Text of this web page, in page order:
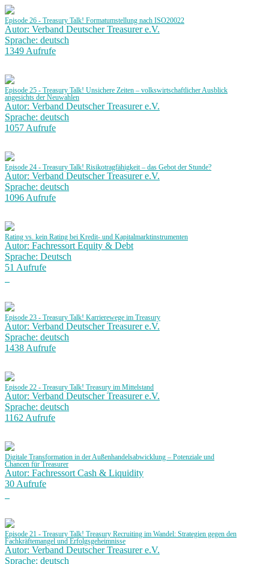
Episode 26 - Treasury Talk! Formatumstellung nach ISO20022
Autor: Verband Deutscher Treasurer e.V.
Sprache: deutsch
1349 Aufrufe
Episode 25 - Treasury Talk! Unsichere Zeiten – volkswirtschaftlicher Ausblick
angesichts der Neuwahlen
Autor: Verband Deutscher Treasurer e.V.
Sprache: deutsch
1057 Aufrufe
Episode 24 - Treasury Talk! Risikotragfähigkeit – das Gebot der Stunde?
Autor: Verband Deutscher Treasurer e.V.
Sprache: deutsch
1096 Aufrufe
Rating vs. kein Rating bei Kredit- und Kapitalmarktinstrumenten
Autor: Fachressort Equity & Debt
Sprache: Deutsch
51 Aufrufe
Episode 23 - Treasury Talk! Karrierewege im Treasury
Autor: Verband Deutscher Treasurer e.V.
Sprache: deutsch
1438 Aufrufe
Episode 22 - Treasury Talk! Treasury im Mittelstand
Autor: Verband Deutscher Treasurer e.V.
Sprache: deutsch
1162 Aufrufe
Digitale Transformation in der Außenhandelsabwicklung – Potenziale und
Chancen für Treasurer
Autor: Fachressort Cash & Liquidity
30 Aufrufe
Episode 21 - Treasury Talk! Treasury Recruiting im Wandel: Strategien gegen den
Fachkräftemangel und Erfolgsgeheimnisse
Autor: Verband Deutscher Treasurer e.V.
Sprache: deutsch